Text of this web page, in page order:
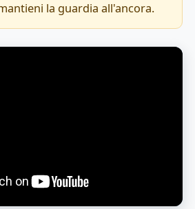
la guardia all'ancora.